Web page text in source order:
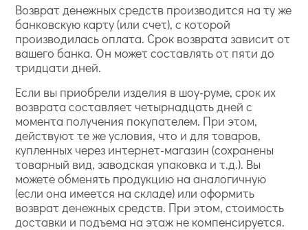
Возврат денежных средств производится на ту же
банковскую карту (или счет), с которой
производилась оплата. Срок возврата зависит от
вашего банка. Он может составлять от пяти до
тридцати дней.
Если вы приобрели изделия в шоу-руме, срок их
возврата составляет четырнадцать дней с
момента получения покупателем. При этом,
действуют те же условия, что и для товаров,
купленных через интернет-магазин (сохранены
товарный вид, заводская упаковка и т.д.). Вы
можете обменять продукцию на аналогичную
(если она имеется на складе) или оформить
возврат денежных средств. При этом, стоимость
доставки и подъема на этаж не компенсируется.